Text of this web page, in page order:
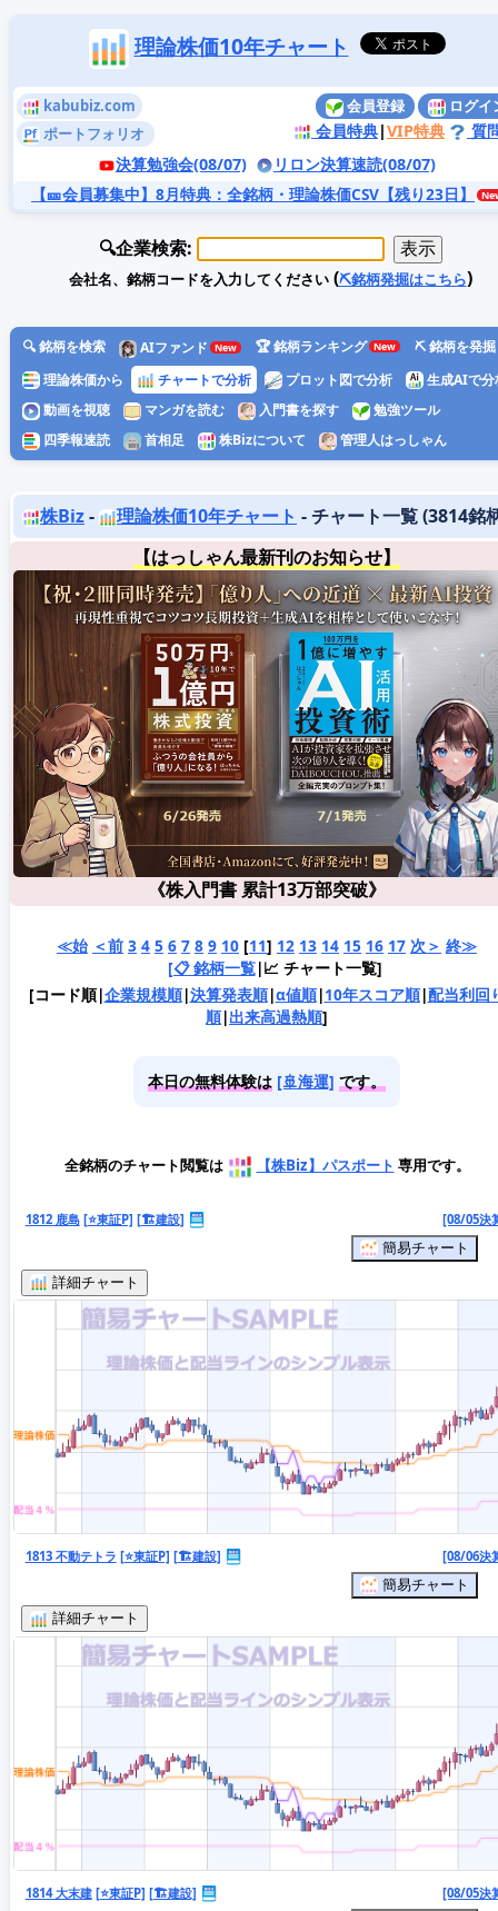
理論株価10年チャート
kabubiz.com
ポートフォリオ
会員登録 ログイ
会員特典|VIP特典
質
決算勉強会(08/07)
リロン決算速読(08/07)
【🎫会員募集中】8月特典 ：全銘柄・理論株価CSV【残り23日】
🔍企業検索:
会社名、銘柄コードを入力してください(⛏️銘柄発掘はこちら)
🔍 銘柄を検索 AIファンド 🏆 銘柄ランキング
⛏️ 銘柄を発掘
理論株価から
チャートで分析 プロット図で分析
生成AIで分
動画を視聴
マンガを読む 入門書を探す
勉強ツール
四季報速読
首相足 株Bizについて 管理人はっしゃん
株Biz- 理論株価10年チャート - チャート一覧 (3814銘
【はっしゃん最新刊のお知らせ】
《株入門書 累計13万部突破》
≪始 ＜前 3 4 5 6 7 8 9 10 [11] 12 13 14 15 16 17 次＞ 終≫
[📋 銘柄一覧|📈 チャート一覧]
[コード順|企業規模順|決算発表順|α値順|10年スコア順|配当利回
順|出来高過熱順]
本日の無料体験は [🚢海運] です。
全銘柄のチャート閲覧は 【株Biz】パスポート 専用です。
1812 鹿島 [⭐東証P] [🏗️建設]
[08/05決
簡易チャート
詳細チャート
1813 不動テトラ [⭐東証P] [🏗️建設]
[08/06決
簡易チャート
詳細チャート
1814 大末建 [⭐東証P] [🏗️建設]
[08/05決